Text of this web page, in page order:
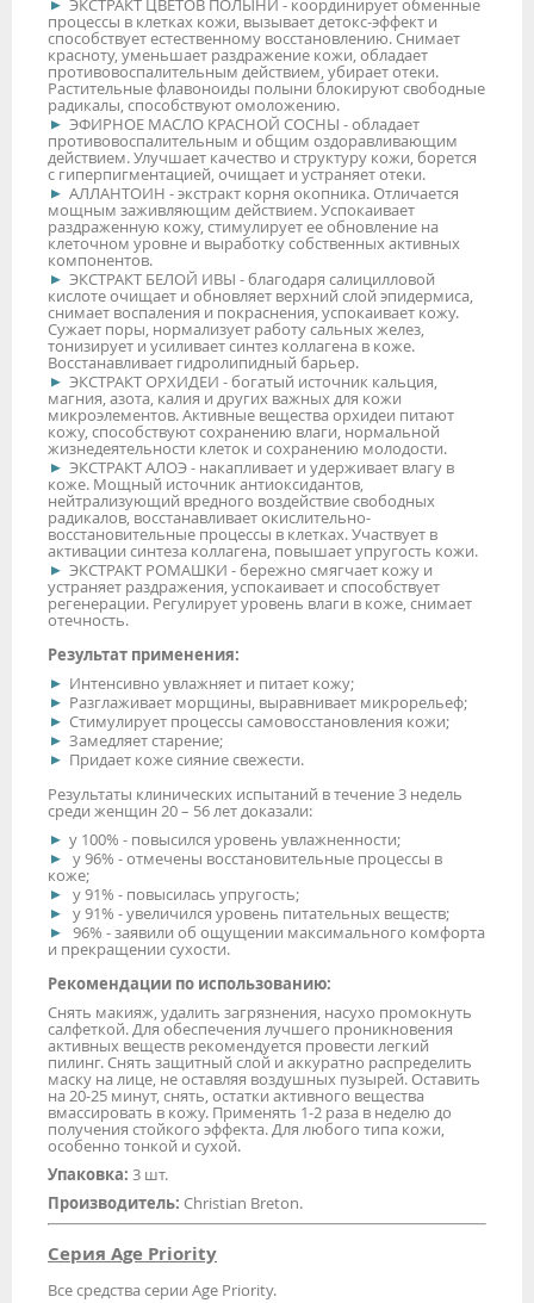
ЭКСТРАКТ ЦВЕТОВ ПОЛЫНИ - координирует обменные
процессы в клетках кожи, вызывает детокс-эффект и
способствует естественному восстановлению. Снимает
красноту, уменьшает раздражение кожи, обладает
противовоспалительным действием, убирает отеки.
Растительные флавоноиды полыни блокируют свободные
радикалы, способствуют омоложению.
ЭФИРНОЕ МАСЛО КРАСНОЙ СОСНЫ - обладает
противовоспалительным и общим оздоравливающим
действием. Улучшает качество и структуру кожи, борется
с гиперпигментацией, очищает и устраняет отеки.
АЛЛАНТОИН - экстракт корня окопника. Отличается
мощным заживляющим действием. Успокаивает
раздраженную кожу, стимулирует ее обновление на
клеточном уровне и выработку собственных активных
компонентов.
ЭКСТРАКТ БЕЛОЙ ИВЫ - благодаря салицилловой
кислоте очищает и обновляет верхний слой эпидермиса,
снимает воспаления и покраснения, успокаивает кожу.
Сужает поры, нормализует работу сальных желез,
тонизирует и усиливает синтез коллагена в коже.
Восстанавливает гидролипидный барьер.
ЭКСТРАКТ ОРХИДЕИ - богатый источник кальция,
магния, азота, калия и других важных для кожи
микроэлементов. Активные вещества орхидеи питают
кожу, способствуют сохранению влаги, нормальной
жизнедеятельности клеток и сохранению молодости.
ЭКСТРАКТ АЛОЭ - накапливает и удерживает влагу в
коже. Мощный источник антиоксидантов,
нейтрализующий вредного воздействие свободных
радикалов, восстанавливает окислительно-
восстановительные процессы в клетках. Участвует в
активации синтеза коллагена, повышает упругость кожи.
ЭКСТРАКТ РОМАШКИ - бережно смягчает кожу и
устраняет раздражения, успокаивает и способствует
регенерации. Регулирует уровень влаги в коже, снимает
отечность.
Результат применения:
Интенсивно увлажняет и питает кожу;
Разглаживает морщины, выравнивает микрорельеф;
Стимулирует процессы самовосстановления кожи;
Замедляет старение;
Придает коже сияние свежести.
Результаты клинических испытаний в течение 3 недель
среди женщин 20 – 56 лет доказали:
у 100% - повысился уровень увлажненности;
у 96% - отмечены восстановительные процессы в
коже;
у 91% - повысилась упругость;
у 91% - увеличился уровень питательных веществ;
96% - заявили об ощущении максимального комфорта
и прекращении сухости.
Рекомендации по использованию:
Снять макияж, удалить загрязнения, насухо промокнуть
салфеткой. Для обеспечения лучшего проникновения
активных веществ рекомендуется провести легкий
пилинг. Снять защитный слой и аккуратно распределить
маску на лице, не оставляя воздушных пузырей. Оставить
на 20-25 минут, снять, остатки активного вещества
вмассировать в кожу. Применять 1-2 раза в неделю до
получения стойкого эффекта. Для любого типа кожи,
особенно тонкой и сухой.
Упаковка: 3 шт.
Производитель: Christian Breton.
Серия Age Priority
Все средства серии Age Priority.